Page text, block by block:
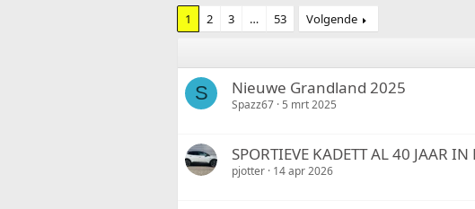
1
2 3 … 53 Volgende
S Nieuwe Grandland 2025
Spazz67 5 mrt 2025
SPORTIEVE KADETT AL 40 JAAR IN
pjotter 14 apr 2026